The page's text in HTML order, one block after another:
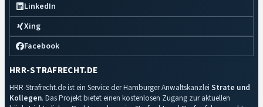
LinkedIn
Xing
Facebook
HRR-STRAFRECHT.DE
HRR-Strafrecht.de ist ein Service der Hamburger Anwaltskanzlei Strate und
Kollegen. Das Projekt bietet einen kostenlosen Zugang zur aktuellen